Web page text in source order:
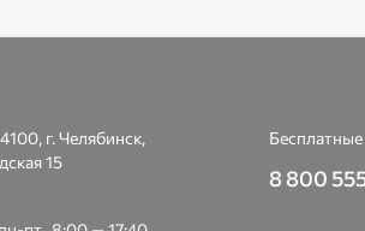
г. Челябинск,
15
8 800